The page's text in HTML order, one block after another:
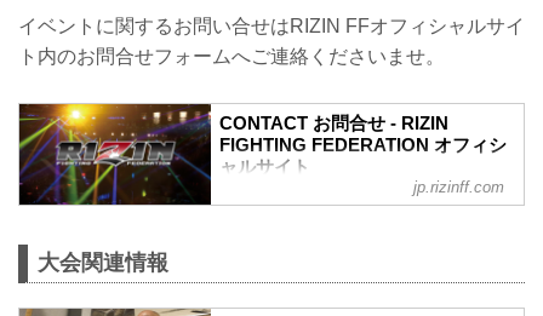
A. より良い席のご案内は、以下の順番と
なります。
①ファンクラブ先行（超強者）
CLUB先行
③先行販売（オフィシャルサイト先行・
プレイガイド先行・番組・チラシ等 順不
④各プレイガイドの一般発売
イベントに関するお問い合せはRIZIN FFオフィシャルサイ
ト内のお問合せフォームへご連絡くださいませ。
CONTACT お問合せ - RIZIN
FIGHTING FEDERATION オフィシ
ャルサイト
jp.rizinff.com
大会関連情報